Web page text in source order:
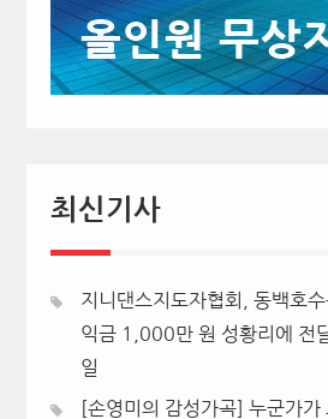
최신기사
지니댄스지도자협회, 동백호
익금 1,000만 원 성황리에 전
일
[손영미의 감성가곡] 누군가가